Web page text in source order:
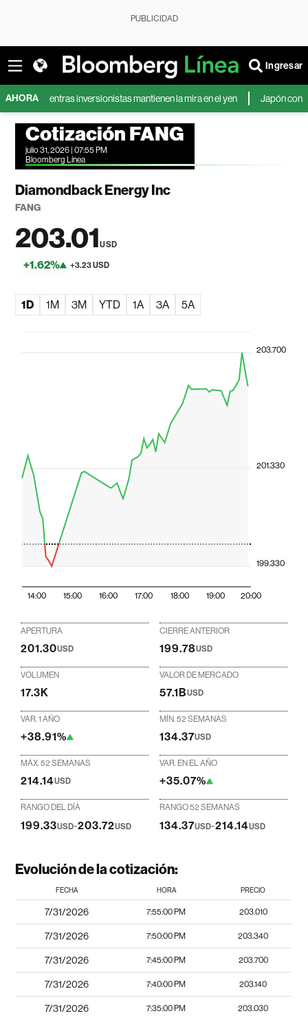
PUBLICIDAD
Ingresar
AHORA
mientras inversionistas mantienen la mira en el yen Japón confirma la
Cotización FANG
julio 31, 2026 | 07:55 PM
Bloomberg Línea
Diamondback Energy Inc
FANG
203.01USD
+1.62% +3.23 USD
1D 1M 3M YTD 1A 3A 5A
14:00 15:00 16:00 17:00 18:00 19:00 20:00
199.330
201.330
203.700
APERTURA
201.30USD
CIERRE ANTERIOR
199.78USD
VOLUMEN
17.3K
VALOR DE MERCADO
57.1BUSD
VAR. 1 AÑO
+38.91%
MÍN. 52 SEMANAS
134.37USD
MÁX. 52 SEMANAS
214.14USD
VAR. EN EL AÑO
+35.07%
RANGO DEL DÍA
199.33USD-203.72USD
RANGO 52 SEMANAS
134.37USD-214.14USD
Evolución de la cotización:
FECHA HORA PRECIO
7/31/2026 7:55:00 PM 203.010
7/31/2026 7:50:00 PM 203.340
7/31/2026 7:45:00 PM 203.700
7/31/2026 7:40:00 PM 203.140
7/31/2026 7:35:00 PM 203.030